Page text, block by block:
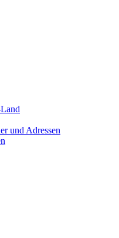
und Adressen